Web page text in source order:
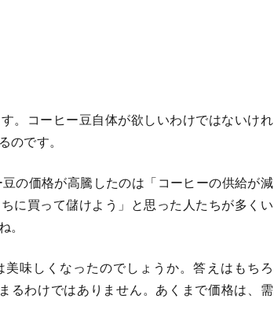
。コーヒー豆自体が欲しいわけではないけれ
です。
の価格が高騰したのは「コーヒーの供給が減
に買って儲けよう」と思った人たちが多くい
味しくなったのでしょうか。答えはもちろ
るわけではありません。あくまで価格は、需